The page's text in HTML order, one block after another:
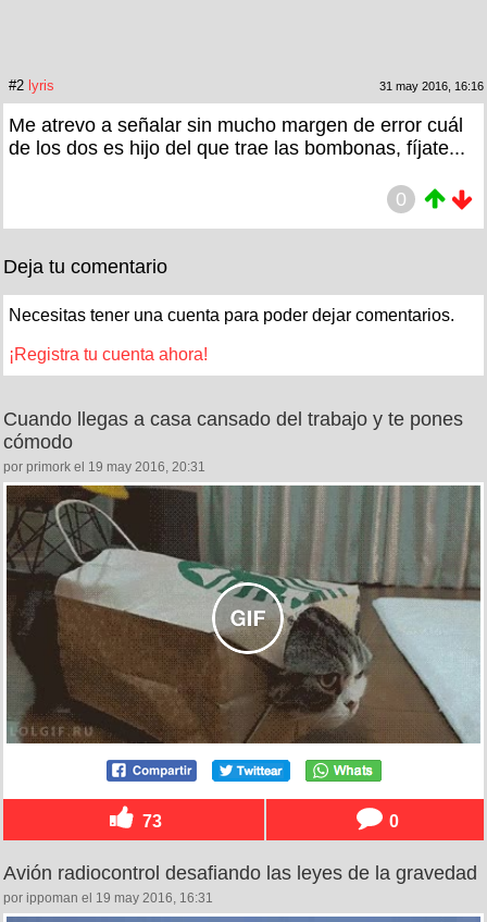
#2 lyris 31 may 2016, 16:16
Me atrevo a señalar sin mucho margen de error cuál
de los dos es hijo del que trae las bombonas, fíjate...
0
Deja tu comentario
Necesitas tener una cuenta para poder dejar comentarios.
¡Registra tu cuenta ahora!
Cuando llegas a casa cansado del trabajo y te pones
cómodo
por primork el 19 may 2016, 20:31
73 0
Avión radiocontrol desafiando las leyes de la gravedad
por ippoman el 19 may 2016, 16:31